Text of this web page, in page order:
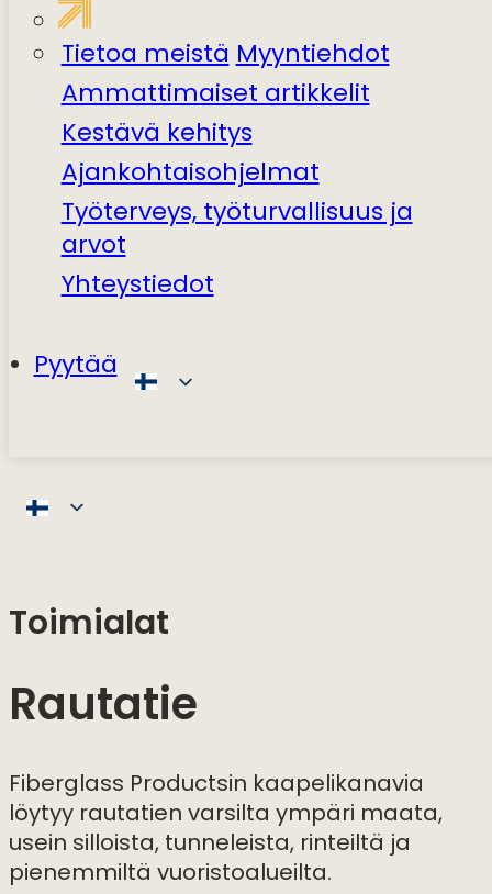
Tietoa meistäMyyntiehdot
Ammattimaiset artikkelit
Kestävä kehitys
Ajankohtaisohjelmat
Työterveys, työturvallisuus ja
arvot
Yhteystiedot
Pyytää
Toimialat
Rautatie
Fiberglass Productsin kaapelikanavia
löytyy rautatien varsilta ympäri maata,
usein silloista, tunneleista, rinteiltä ja
pienemmiltä vuoristoalueilta.